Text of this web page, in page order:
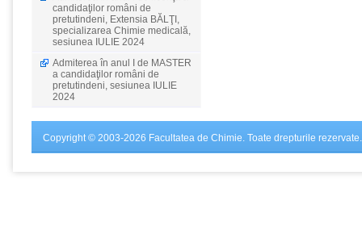
candidaţilor români de
pretutindeni, Extensia BĂLŢI,
specializarea Chimie medicală,
sesiunea IULIE 2024
Admiterea în anul I de MASTER
a candidaţilor români de
pretutindeni, sesiunea IULIE
2024
Copyright © 2003-2026 Facultatea de Chimie. Toate drepturile